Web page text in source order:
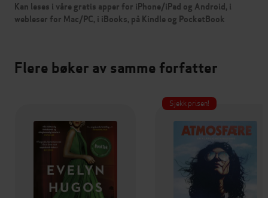
Kan leses i våre gratis apper for iPhone/iPad og Android, i
webleser for Mac/PC, i iBooks, på Kindle og PocketBook
Flere bøker av samme forfatter
Sjekk prisen!